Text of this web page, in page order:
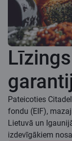
Pateicoties
fondu (EIF),
Lietuvā un
izdevīgākiem